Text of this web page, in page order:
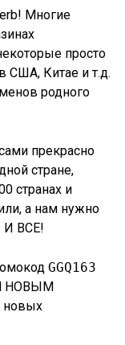
Многие
просто
США, Китае и т.д.
родного
прекрасно
стране,
странах и
а нам нужно
И ВСЕ!
GGQ163
НОВЫМ
новых